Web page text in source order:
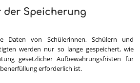
der Speicherung
Daten von Schülerinnen, Schülern und
werden nur so lange gespeichert, wie
gesetzlicher Aufbewahrungsfristen für
erforderlich ist.